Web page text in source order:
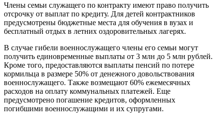
Члены семьи служащего по контракту имеют право получить
отсрочку от выплат по кредиту. Для детей контрактников
предусмотрены бюджетные места для обучения в вузах и
бесплатный отдых в летних оздоровительных лагерях.
В случае гибели военнослужащего члены его семьи могут
получить единовременные выплаты от 3 млн до 5 млн рублей.
Кроме того, предоставляются выплаты пенсий по потере
кормильца в размере 50% от денежного довольствования
военнослужащего. Также возмещают 60% ежемесячных
расходов на оплату коммунальных платежей. Еще
предусмотрено погашение кредитов, оформленных
погибшими военнослужащими и их супругами.